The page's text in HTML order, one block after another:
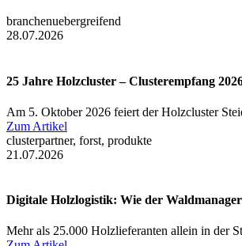
branchenuebergreifend
28.07.2026
25 Jahre Holzcluster – Clusterempfang
Am 5. Oktober 2026 feiert der Holzcluster
Zum Artikel
clusterpartner, forst, produkte
21.07.2026
Digitale Holzlogistik: Wie der
Mehr als 25.000 Holzlieferanten allein in der